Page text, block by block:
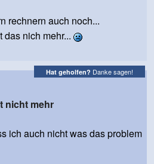
rechnern auch noch...
das nich mehr...
Hat geholfen? Danke sagen!
nicht mehr
ich auch nicht was das problem